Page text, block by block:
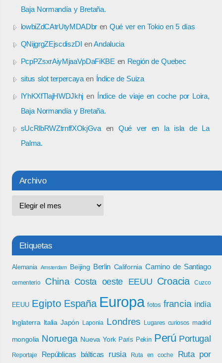
Baja Normandía y Bretaña.
lowbiZdCAtrUtyMDADbr en Qué ver en Tokio en 5 días
QNijgrgZEjscdiszDI enAndalucia
PcpPZsxrAiyMjaaVpDaFiKBE en Región de Quebec
situs slot terpercayaen Índice de Suiza
IYhKXfTlajHWDJkhj en Índice de viaje en coche por Loira,
Baja Normandía y Bretaña.
sUcRlbRWZtrnffXOkjGvaen Qué ver en la isla de La
Palma.
Archivo
Etiquetas
Alemania Amsterdam Beijing Berlin California Camino de Santiago
cementerio China Costa oeste EEUU Croacia Cuzco
EEUU Egipto España Europa fotos francia india
Inglaterra Italia Japón Laponia Londres Lugares curiosos madrid
mongolia Noruega Nueva York París Pekin Perú Portugal
Reportaje Repúblicas bálticas rusia Ruta en coche
Ruta por